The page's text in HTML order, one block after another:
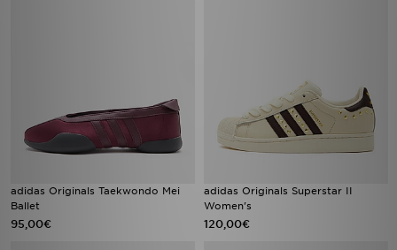
adidas Originals Taekwondo Mei
Ballet
95,00€
adidas Originals Superstar II
Women's
120,00€